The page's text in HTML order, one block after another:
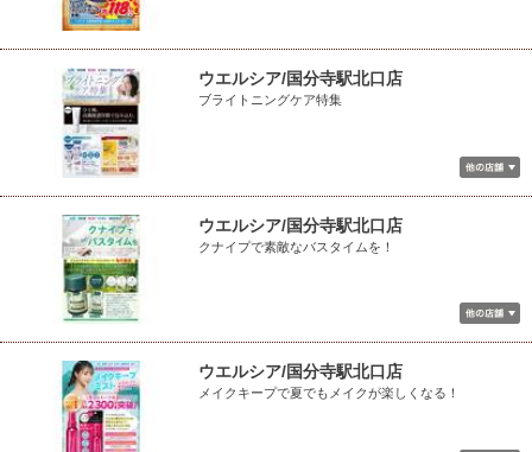
ウエルシア/国分寺駅北口店
ブライトニングケア特集
ウエルシア/国分寺駅北口店
クナイプで素敵なバスタイムを！
ウエルシア/国分寺駅北口店
メイクキープで夏でもメイクが楽しくなる！